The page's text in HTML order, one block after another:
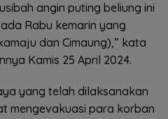
angin puting beliung ini
Rabu kemarin yang
dan Cimaung),” kata
Kamis 25 April 2024.
yang telah dilaksanakan
mengevakuasi para korban